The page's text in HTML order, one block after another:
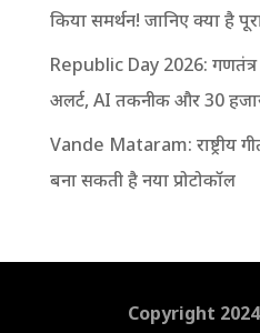
किया समर्थन! जानिए क्या है
Republic Day 2026:
अलर्ट, AI तकनीक और 30
Vande Mataram: राष्ट्रीय
बना सकती है नया प्रोटोकॉल
Copyright